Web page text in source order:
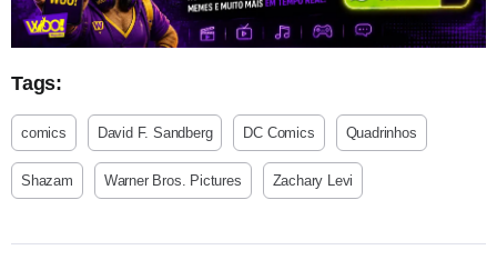
Tags:
comics David F. Sandberg DC Comics Quadrinhos
Shazam Warner Bros. Pictures Zachary Levi